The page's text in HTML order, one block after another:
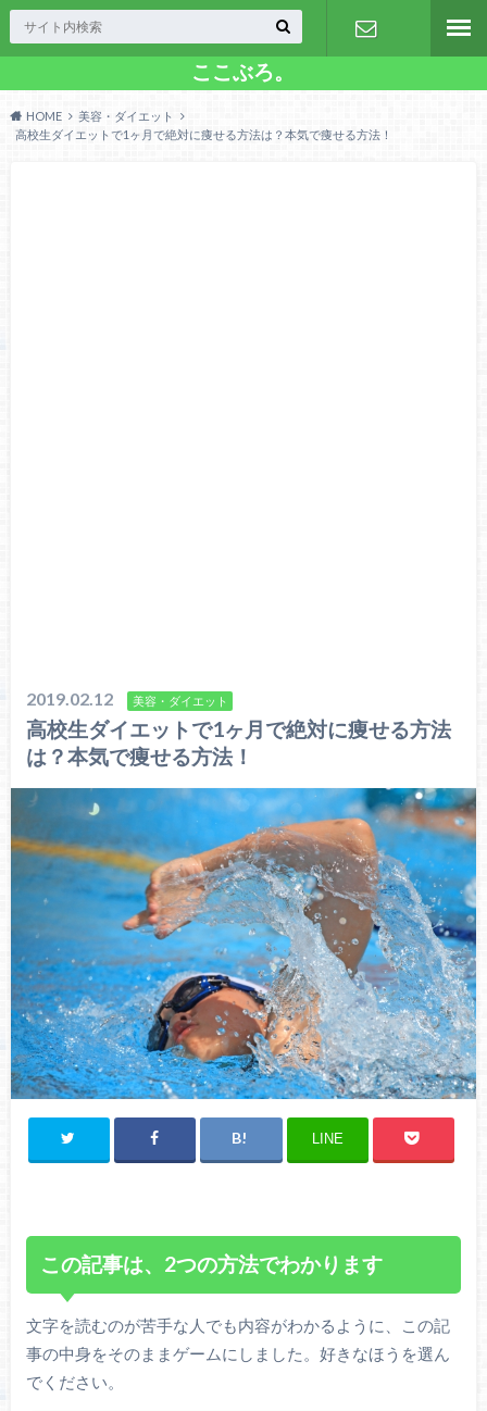
ここぶろ。
せ
HOME
美容・ダイエット
高校生ダイエットで1ヶ月で絶対に痩せる方法は？本気で痩せる方法！
2019.02.12 美容・ダイエット
高校生ダイエットで1ヶ月で絶対に痩せる方法
は？本気で痩せる方法！
LINE
この記事は、2つの方法でわかります
文字を読むのが苦手な人でも内容がわかるように、この記
事の中身をそのままゲームにしました。好きなほうを選ん
でください。